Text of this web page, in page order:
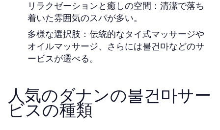
リラクゼーションと癒しの空間：清潔で落ち
着いた雰囲気のスパが多い。
多様な選択肢：伝統的なタイ式マッサージや
オイルマッサージ、さらには불건마などのサ
ービスが選べる。
人気のダナンの불건마サー
ビスの種類